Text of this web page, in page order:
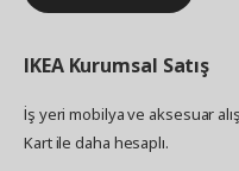
IKEA Kurumsal Satış
İş yeri mobilya ve aksesuar
Kart ile daha hesaplı.